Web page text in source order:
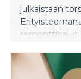
julkaistaan
remonttihalut.
Ja myös:
seinien